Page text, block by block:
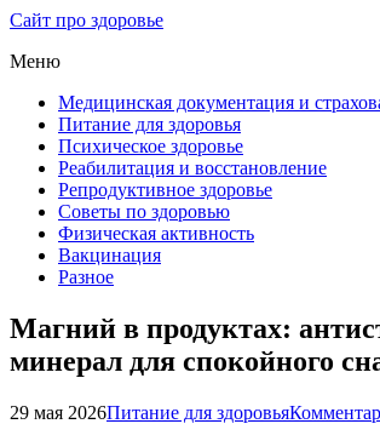
Сайт про здоровье
Меню
Медицинская документация и
Питание для здоровья
Психическое здоровье
Реабилитация и восстановление
Репродуктивное здоровье
Советы по здоровью
Физическая активность
Вакцинация
Разное
Магний в продуктах:
минерал для спокойного
29 мая 2026Питание для здоровья